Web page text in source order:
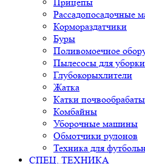
Рассадопосадочные
Кормораздатчики
Буры
Поливомоечное
Пылесосы для
Глубокорыхлители
Жатка
Катки
Комбайны
Уборочные машины
Обмотчики рулонов
Техника для
СПЕЦ. ТЕХНИКА